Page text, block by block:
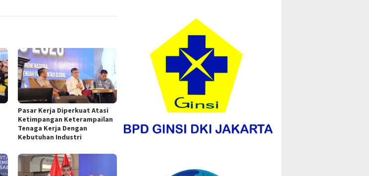
Pasar Kerja Diperkuat Atasi
Ketimpangan Keterampailan
Tenaga Kerja Dengan
Kebutuhan Industri